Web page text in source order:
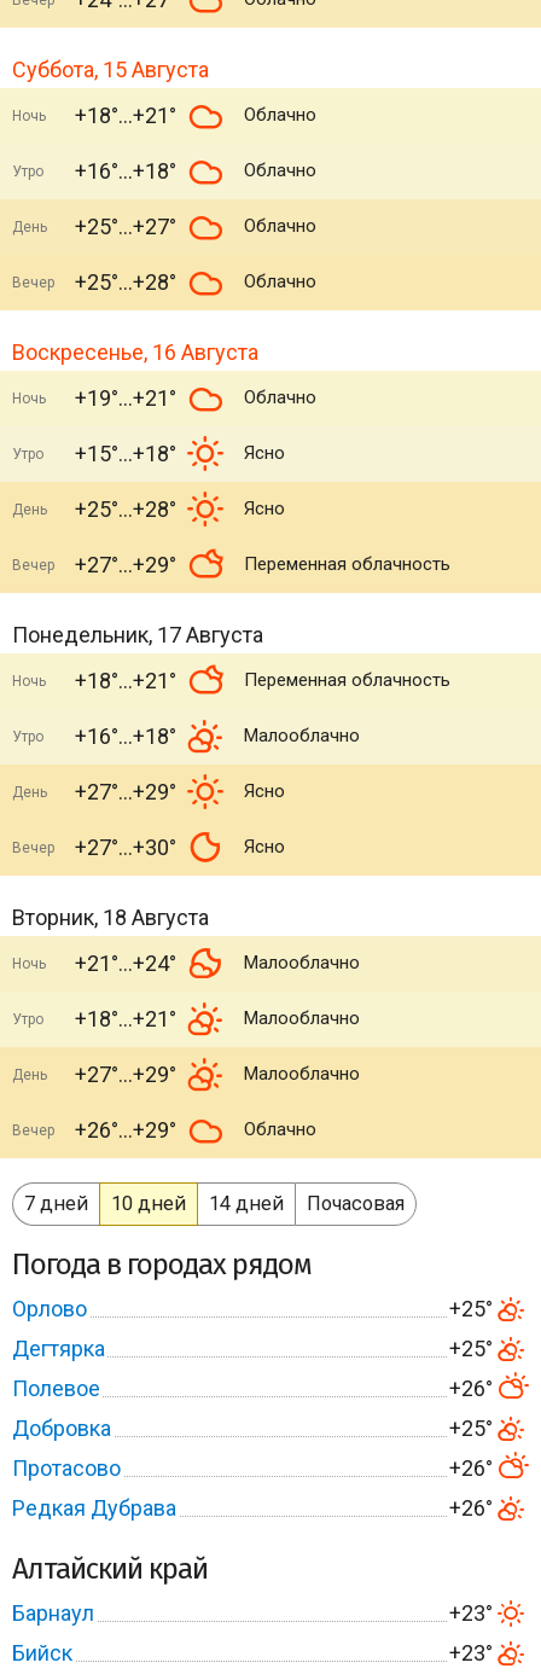
Суббота, 15 Августа
Ночь +18° +21° Облачно
Утро +16° +18° Облачно
День +25° +27° Облачно
Вечер +25° +28° Облачно
Воскресенье, 16 Августа
Ночь +19° +21° Облачно
Утро +15° +18° Ясно
День +25° +28° Ясно
Вечер +27° +29° Переменная облачность
Понедельник, 17 Августа
Ночь +18° +21° Переменная облачность
Утро +16° +18° Малооблачно
День +27° +29° Ясно
Вечер +27° +30° Ясно
Вторник, 18 Августа
Ночь +21° +24° Малооблачно
Утро +18° +21° Малооблачно
День +27° +29° Малооблачно
Вечер +26° +29° Облачно
7 дней 10 дней 14 дней Почасовая
Погода в городах рядом
Орлово
+25°
Дегтярка
+25°
Полевое
+26°
Добровка
+25°
Протасово
+26°
Редкая Дубрава
+26°
Алтайский край
Барнаул
+23°
Бийск
+23°